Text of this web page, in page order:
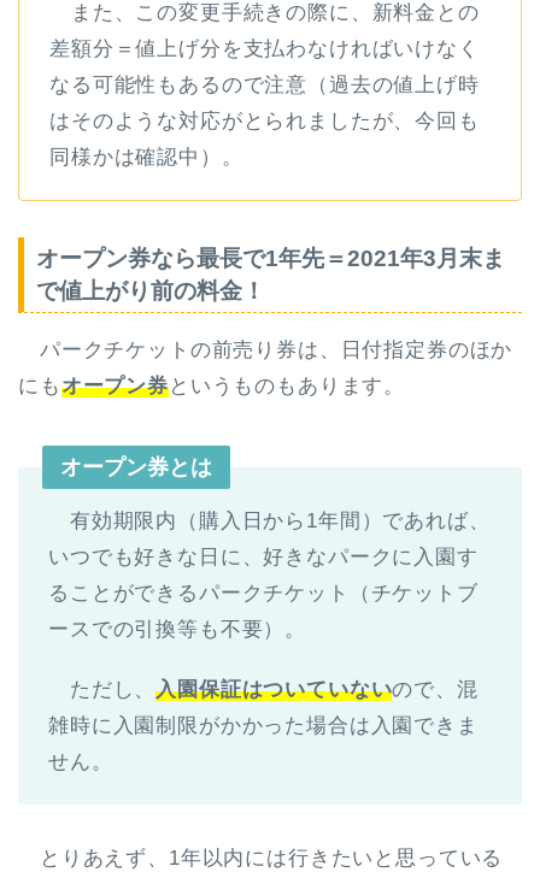
また、この変更手続きの際に、新料金との
差額分＝値上げ分を支払わなければいけなく
なる可能性もあるので注意（過去の値上げ時
はそのような対応がとられましたが、今回も
同様かは確認中）。
オープン券なら最長で1年先＝2021年3月末ま
で値上がり前の料金！
パークチケットの前売り券は、日付指定券のほか
にもオープン券というものもあります。
オープン券とは
有効期限内（購入日から1年間）であれば、
いつでも好きな日に、好きなパークに入園す
ることができるパークチケット（チケットブ
ースでの引換等も不要）。
ただし、入園保証はついていないので、混
雑時に入園制限がかかった場合は入園できま
せん。
とりあえず、1年以内には行きたいと思っている